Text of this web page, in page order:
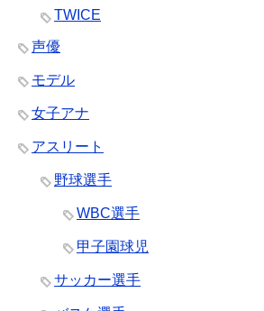
TWICE
声優
モデル
女子アナ
アスリート
野球選手
WBC選手
甲子園球児
サッカー選手